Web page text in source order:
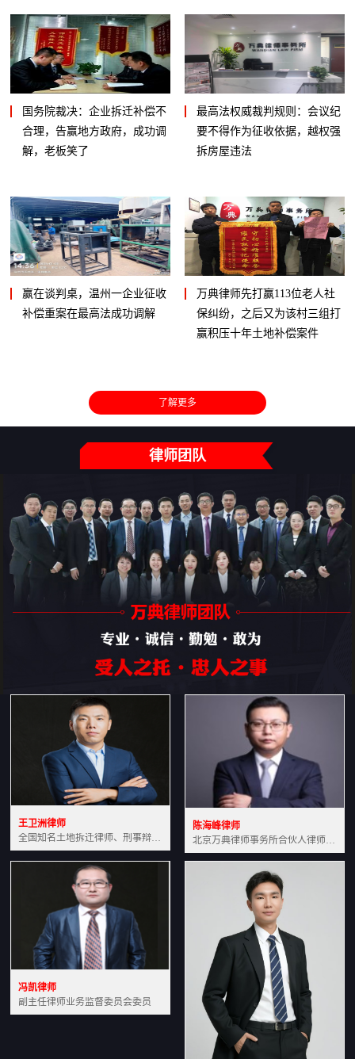
国务院裁决：企业拆迁补偿不
合理，告赢地方政府，成功调
解，老板笑了
最高法权威裁判规则：会议纪
要不得作为征收依据，越权强
拆房屋违法
赢在谈判桌，温州一企业征收
补偿重案在最高法成功调解
万典律师先打赢113位老人社
保纠纷，之后又为该村三组打
赢积压十年土地补偿案件
了解更多
律师团队
王卫洲律师
全国知名土地拆迁律师、刑事辩护律师北京万典律师事务所主任中国法学会会员北京市行政法研究会理事
陈海峰律师
北京万典律师事务所合伙人律师土地房产专业资深律师
冯凯律师
副主任律师业务监督委员会委员